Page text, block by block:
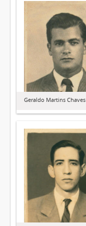
Geraldo Martins Chaves